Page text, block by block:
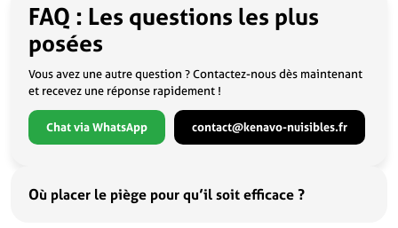
FAQ : Les questions les plus
posées
Vous avez une autre question ? Contactez-nous dès maintenant
et recevez une réponse rapidement !
Chat via WhatsApp contact@kenavo-nuisibles.fr
Où placer le piège pour qu’il soit efficace ?